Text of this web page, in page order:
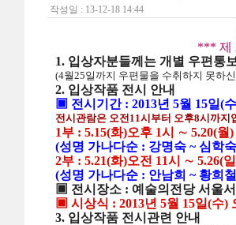
작성일 : 13-12-18 14:44
*** 제
1. 입상자분들께는 개별 우편통
(4월25일까지 우편물을 수취하지 못하
2. 입상작품 전시 안내
▣ 전시기간 : 2013년 5월 15일(
전시관람은 오전11시부터 오후8시까지
1부 : 5.15(화)오후 1시 ∼ 5.20(월)
(성명 가나다순 : 강명숙 ~ 심학
2부 : 5.21(화)오전 11시 ∼ 5.26(일
(성명 가나다순 : 안남희 ~ 황희
▣ 전시장소 : 예술의전당 서울
▣ 시상식 : 2013년 5월 15일(수)
3. 입상작품 전시관련 안내